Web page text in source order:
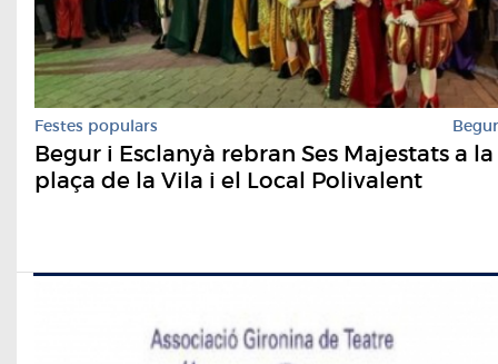
Festes populars Begur
Begur i Esclanyà rebran Ses Majestats a la
plaça de la Vila i el Local Polivalent